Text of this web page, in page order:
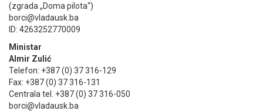
(zgrada „Doma pilota“)
borci@vladausk.ba
ID: 4263252770009
Ministar
Almir Zulić
Telefon: +387 (0) 37 316-129
Fax: +387 (0) 37 316-131
Centrala tel. +387 (0) 37 316-050
borci@vladausk.ba